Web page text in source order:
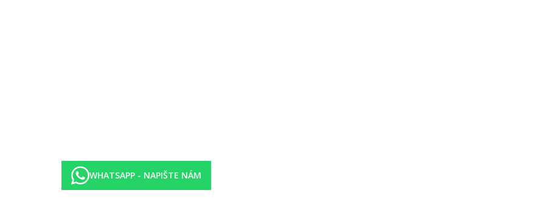
druhy procedur. WHATSAPP - NAPIŠTE NÁM